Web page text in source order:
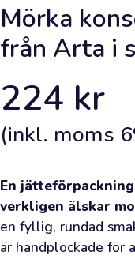
SKÖRDKREDIT
0
kr
från
dina
köp
är
Framsida
Lägg
Mörka
från Arta i
224 kr
(inkl. moms 6
En
verkligen älskar
en fyllig, rundad
är handplockade för